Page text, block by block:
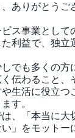
ありがとうご
ス事業として
利益で、独立
でも多くの方
伝わること、
生活に役立つ
す。
、「本当に大
」をモットー